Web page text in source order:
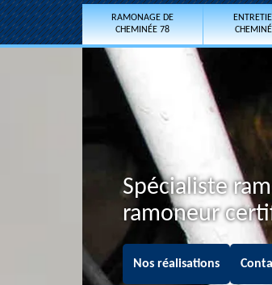
RAMONAGE DE
CHEMINÉE 78
Spécialiste
ramoneur
Nos réalisations